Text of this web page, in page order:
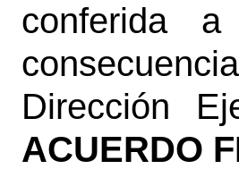
conferida
Dirección
ACUERDO